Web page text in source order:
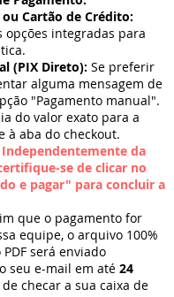
ou Cartão de Crédito:
opções integradas para
(PIX Direto): Se preferir
alguma mensagem de
"Pagamento manual".
do valor exato para a
à aba do checkout.
da
se de clicar no
e pagar" para concluir a
que o pagamento for
equipe, o arquivo 100%
será enviado
seu e-mail em até 24
checar a sua caixa de